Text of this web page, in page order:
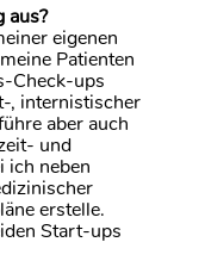
aus?
eigenen
Patienten
Check-ups
, internistischer
aber auch
und
ich neben
erstelle.
Start-ups